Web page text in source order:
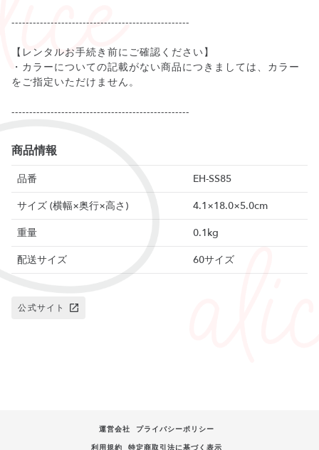
--------------------------------------------------
【レンタルお手続き前にご確認ください】
・カラーについての記載がない商品につきましては、カラー
をご指定いただけません。
商品情報
品番
EH-SS85
サイズ (横幅×奥行×高さ)
4.1×18.0×5.0cm
重量
0.1kg
配送サイズ
60サイズ
公式サイト
運営会社
プライバシーポリシー
利用規約
特定商取引法に基づく表示